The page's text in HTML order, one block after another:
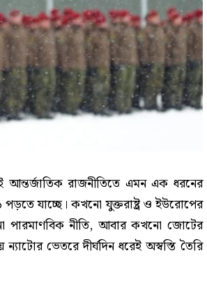
রাজনীতিতে এমন এক ধরনের
যাচ্ছে। কখনো যুক্তরাষ্ট্র ও ইউরোপের
পারমাণবিক নীতি, আবার কখনো জোটের
ভেতরে দীর্ঘদিন ধরেই অস্বস্তি তৈরি